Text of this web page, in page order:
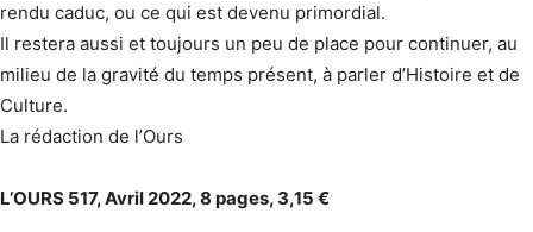
rendu caduc, ou ce qui est devenu primordial.
Il restera aussi et toujours un peu de place pour continuer, au
milieu de la gravité du temps présent, à parler d’Histoire et de
Culture.
La rédaction de l’Ours
L’OURS 517, Avril 2022, 8 pages, 3,15 €